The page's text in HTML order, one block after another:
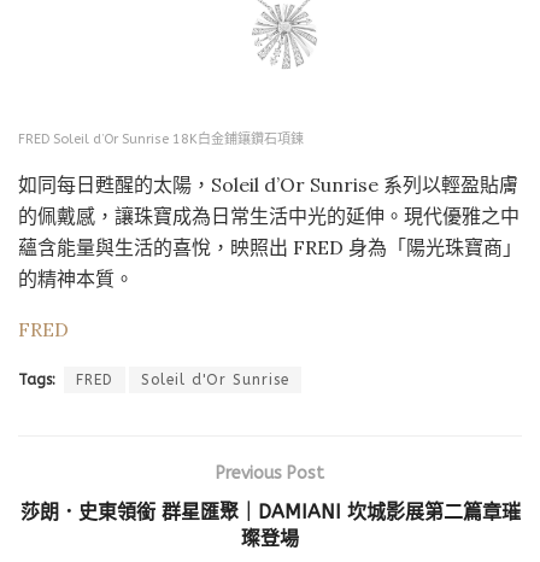
FRED Soleil d’Or Sunrise 18K白金鋪鑲鑽石項鍊
如同每日甦醒的太陽，Soleil d’Or Sunrise 系列以輕盈貼膚
的佩戴感，讓珠寶成為日常生活中光的延伸。現代優雅之中
蘊含能量與生活的喜悅，映照出 FRED 身為「陽光珠寶商」
的精神本質。
FRED
Tags: FRED Soleil d'Or Sunrise
Previous Post
莎朗．史東領銜 群星匯聚｜DAMIANI 坎城影展第二篇章璀
璨登場